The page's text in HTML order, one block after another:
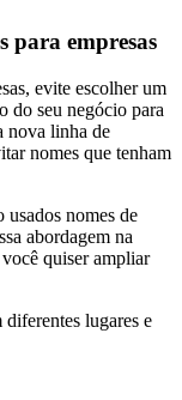
para empresas
evite escolher um
do seu negócio para
nova linha de
nomes que tenham
usados nomes de
abordagem na
quiser ampliar
lugares e